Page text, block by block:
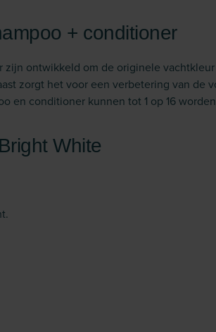
+ conditioner
zijn ontwikkeld om de originele
zorgt het voor een verbetering van de
en conditioner kunnen tot 1 op 16
White